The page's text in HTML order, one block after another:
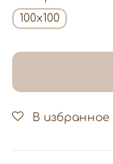
100х100
В избранное